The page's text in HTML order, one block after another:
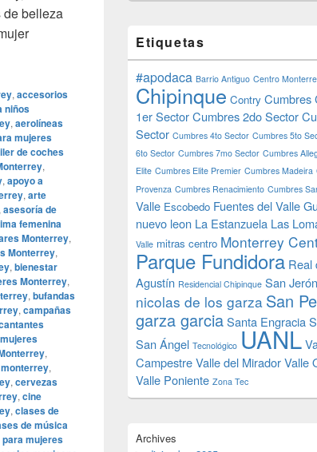
de belleza
Monterreymagico.com, Smoke Shop Monterrey
, accesorios
niños
, aerolíneas
mujeres
de coches
,
, apoyo a
, arte
asesoría de
femenina
Monterrey,
Monterrey,
, bienestar
Monterrey,
, bufandas
, campañas
,
,
, cervezas
, cine
, clases de
de música
mujeres
Etiquetas
#apodaca Barrio Antiguo Centro
Chipinque Contry Cumbres
1er SectorCumbres 2do Sector
Sector Cumbres 4to Sector Cumbres 5to
6to Sector Cumbres 7mo Sector Cumbres
Elite Cumbres Elite Premier Cumbres Madeira
Provenza Cumbres Renacimiento Cumbres
Valle Escobedo Fuentes del Valle
nuevo leon La Estanzuela Las
Valle mitras centro Monterrey
Parque Fundidora Real
Agustín Residencial Chipinque San
nicolas de los garza San
garza garciaSanta Engracia
San Ángel Tecnológico UANL
CampestreValle del MiradorValle
Valle Poniente Zona Tec
Archives